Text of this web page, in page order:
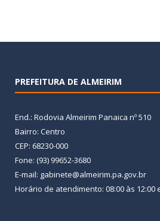
PREFEITURA DE ALMEIRIM
End.: Rodovia Almeirim Panaica nº 510
Bairro: Centro
CEP: 68230-000
Fone: (93) 99652-3680
E-mail: gabinete@almeirim.pa.gov.br
Horário de atendimento: 08:00 às 12:00